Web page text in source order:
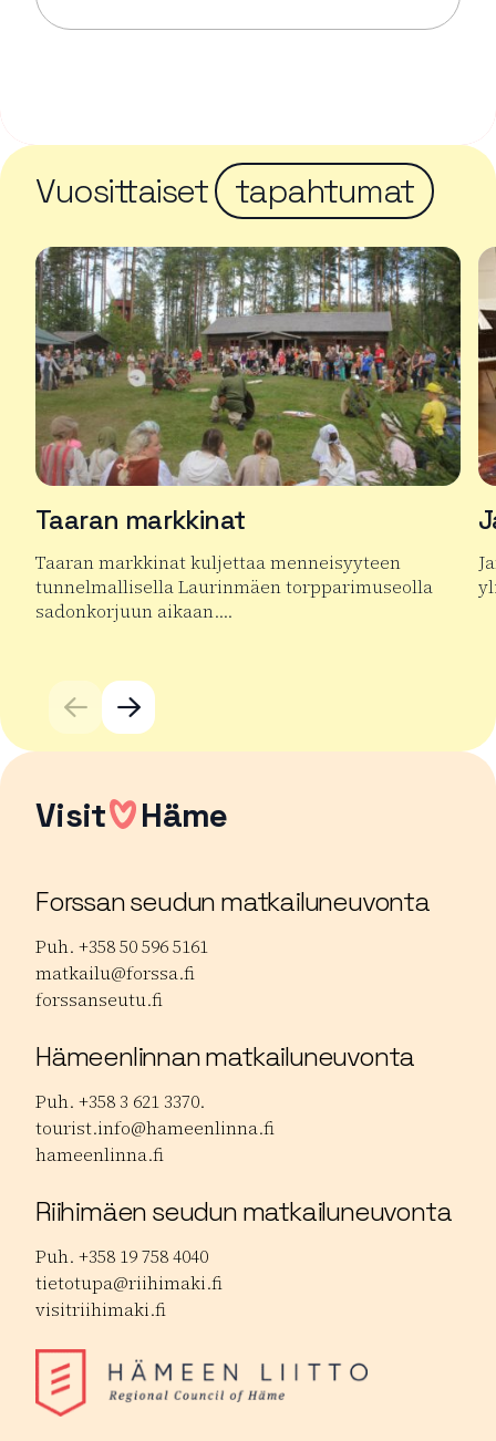
Lue lisää tapahtumasta Härkätien museon
Vuosittaiset tapahtumat
Taaran markkinat
Taaran markkinat kuljettaa menneisyyteen
tunnelmallisella Laurinmäen torpparimuseolla
sadonkorjuun aikaan….
Visit Häme
Forssan seudun matkailuneuvonta
Puh. +358 50 596 5161
matkailu@forssa.fi
forssanseutu.fi
Hämeenlinnan matkailuneuvonta
Puh. +358 3 621 3370.
tourist.info@hameenlinna.fi
hameenlinna.fi
Riihimäen seudun matkailuneuvonta
Puh. +358 19 758 4040
tietotupa@riihimaki.fi
visitriihimaki.fi